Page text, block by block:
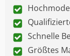
Schnelle
Größtes